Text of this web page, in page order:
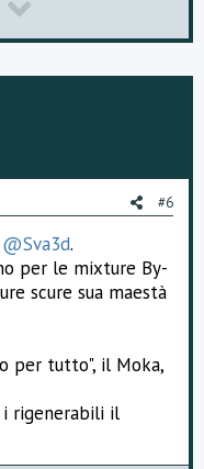
o
w
o
t
e
#6
@Sva3d.
per le mixture By-
scure sua maestà
per tutto", il Moka,
rigenerabili il